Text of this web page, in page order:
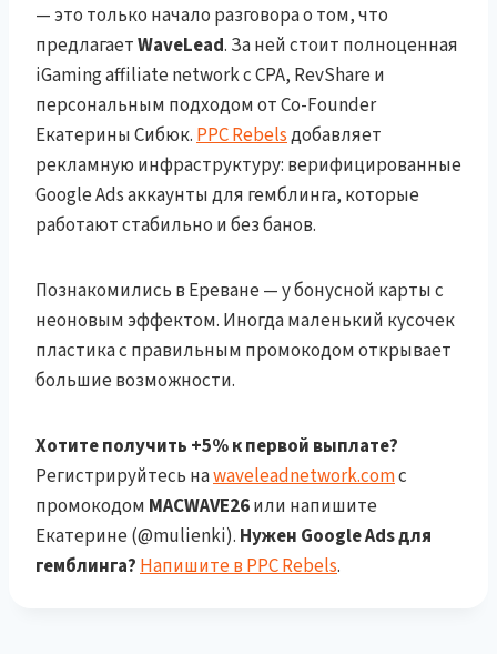
— это только начало разговора о том, что
предлагаетWaveLead. За ней стоит полноценная
iGaming affiliate network с CPA, RevShare и
персональным подходом от Co-Founder
Екатерины Сибюк. PPC Rebelsдобавляет
рекламную инфраструктуру: верифицированные
Google Ads аккаунты для гемблинга, которые
работают стабильно и без банов.
Познакомились в Ереване — у бонусной карты с
неоновым эффектом. Иногда маленький кусочек
пластика с правильным промокодом открывает
большие возможности.
Хотите получить +5% к первой выплате?
Регистрируйтесь наwaveleadnetwork.comс
промокодом MACWAVE26или напишите
Екатерине (@mulienki). Нужен Google Ads для
гемблинга? Напишите в PPC Rebels.